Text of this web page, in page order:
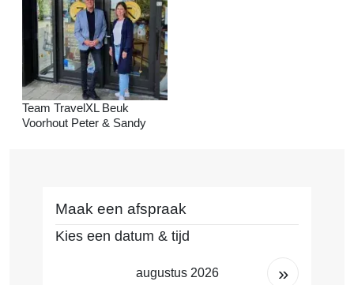
Team TravelXL Beuk
Voorhout Peter & Sandy
Maak een afspraak
Kies een datum & tijd
augustus 2026 »